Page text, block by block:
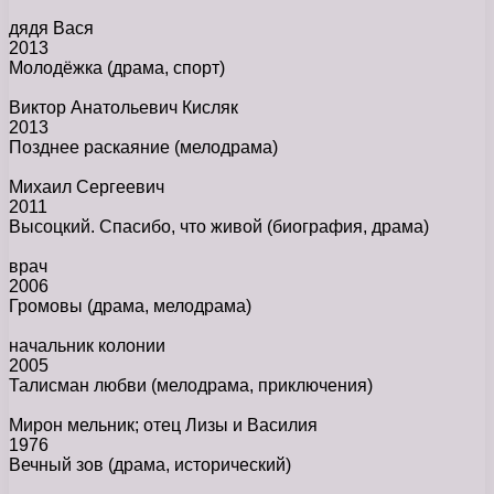
дядя Вася
2013
Молодёжка (драма, спорт)
Виктор Анатольевич Кисляк
2013
Позднее раскаяние (мелодрама)
Михаил Сергеевич
2011
Высоцкий. Спасибо, что живой (биография, драма)
врач
2006
Громовы (драма, мелодрама)
начальник колонии
2005
Талисман любви (мелодрама, приключения)
Мирон мельник; отец Лизы и Василия
1976
Вечный зов (драма, исторический)